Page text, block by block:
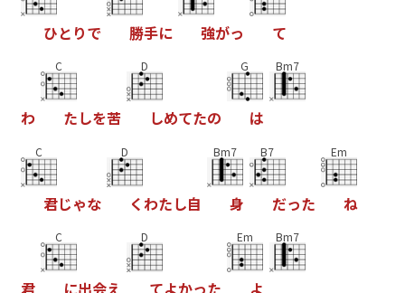
ひと りで 勝手に 強がっ て
わ
C
たしを苦
D
しめてたの
G
は
Bm7
C
君じゃな
D
くわたし自
Bm7
身
B7
だった
Em
ね
君
C
に出会え
D
てよかった
Em
よ
Bm7